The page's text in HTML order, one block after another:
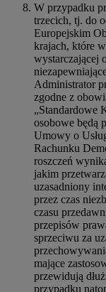
W przypadku
trzecich, tj. do
Europejskim
krajach, które
wystarczającej
Administrator
zgodne z
„Standardowe
osobowe będą
Umowy o
Rachunku
roszczeń
jakim
uzasadniony
przez czas
czasu
przepisów
sprzeciwu za
mające
przewidują
przypadku